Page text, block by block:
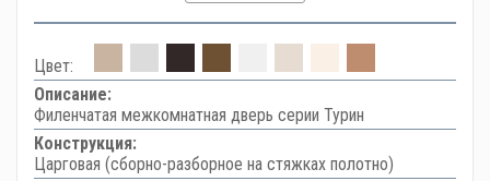
Цвет:
Описание:
Филенчатая межкомнатная дверь серии Турин
Конструкция:
Царговая (сборно-разборное на стяжках полотно)